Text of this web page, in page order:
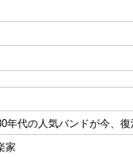
年代の人気バンドが今、
家